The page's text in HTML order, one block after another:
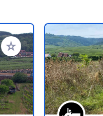
Zu Ihren Favoriten